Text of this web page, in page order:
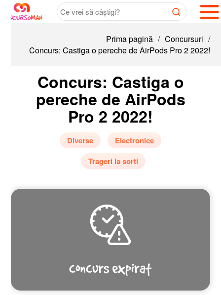
Prima pagină / Concursuri /
Concurs: Castiga o pereche de AirPods Pro 2 2022!
Concurs: Castiga o
pereche de AirPods
Pro 2 2022!
Diverse
Electronice
Trageri la sorti